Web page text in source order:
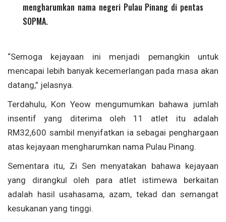
mengharumkan nama negeri Pulau Pinang di pentas
SOPMA.
“Semoga kejayaan ini menjadi pemangkin untuk
mencapai lebih banyak kecemerlangan pada masa akan
datang,” jelasnya.
Terdahulu, Kon Yeow mengumumkan bahawa jumlah
insentif yang diterima oleh 11 atlet itu adalah
RM32,600 sambil menyifatkan ia sebagai penghargaan
atas kejayaan mengharumkan nama Pulau Pinang.
Sementara itu, Zi Sen menyatakan bahawa kejayaan
yang dirangkul oleh para atlet istimewa berkaitan
adalah hasil usahasama, azam, tekad dan semangat
kesukanan yang tinggi.